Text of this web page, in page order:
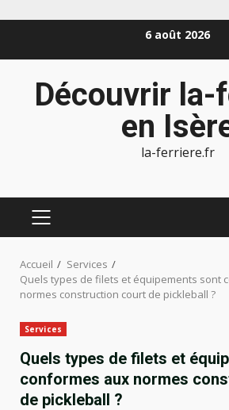
6 août 2026
Découvrir la-
en
la-ferriere.fr
MENU
Accueil
Services
Quels types de filets et équipements sont
normes construction court de pickleball ?
Services
Quels types de filets et
conformes aux normes
de pickleball ?